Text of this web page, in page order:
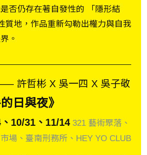
否仍存在著自發性的 「隱形結
質地，作品重新勾勒出權力與自我
。
許哲彬 X 吳一四 X 吳子敬
日與夜》
10/31、11/14 321 藝術聚落、
場、臺南刑務所、HEY YO CLUB